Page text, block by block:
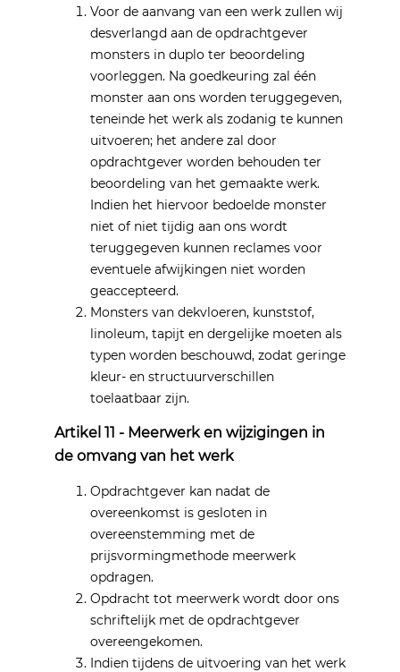
Voor de aanvang van een werk zullen wij
desverlangd aan de opdrachtgever
monsters in duplo ter beoordeling
voorleggen. Na goedkeuring zal één
monster aan ons worden teruggegeven,
teneinde het werk als zodanig te kunnen
uitvoeren; het andere zal door
opdrachtgever worden behouden ter
beoordeling van het gemaakte werk.
Indien het hiervoor bedoelde monster
niet of niet tijdig aan ons wordt
teruggegeven kunnen reclames voor
eventuele afwijkingen niet worden
geaccepteerd.
Monsters van dekvloeren, kunststof,
linoleum, tapijt en dergelijke moeten als
typen worden beschouwd, zodat geringe
kleur- en structuurverschillen
toelaatbaar zijn.
Artikel 11 - Meerwerk en wijzigingen in
de omvang van het werk
Opdrachtgever kan nadat de
overeenkomst is gesloten in
overeenstemming met de
prijsvormingmethode meerwerk
opdragen.
Opdracht tot meerwerk wordt door ons
schriftelijk met de opdrachtgever
overeengekomen.
Indien tijdens de uitvoering van het werk